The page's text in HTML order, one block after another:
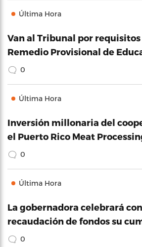
Última Hora
Van al Tribunal por requisitos
Remedio Provisional de
0
Última Hora
Inversión millonaria del
el Puerto Rico Meat
0
Última Hora
La gobernadora celebrará
recaudación de fondos su
0